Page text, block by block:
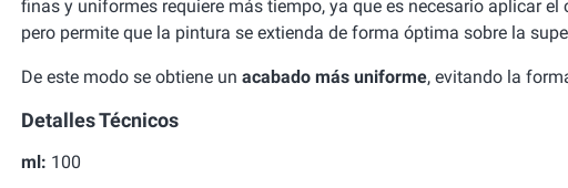
finas y uniformes requiere más tiempo, ya que es necesario aplicar
pero permite que la pintura se extienda de forma óptima sobre la
De este modo se obtiene un acabado más uniforme, evitando la
Detalles Técnicos
ml: 100